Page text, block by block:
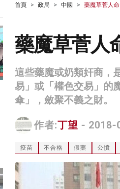
首頁 政局 中國 藥魔草菅人
藥魔草菅人
這些藥魔或奶類奸商，
易」或「權色交易」的
傘」，斂聚不義之財。
作者:丁望 - 2018-
疫苗 不合格 假藥 公憤